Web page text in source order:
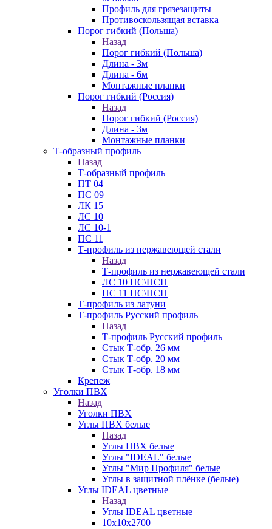
Профиль для грязезащиты
Противоскользящая вставка
Порог гибкий (Польша)
Назад
Порог гибкий (Польша)
Длина - 3м
Длина - 6м
Монтажные планки
Порог гибкий (Россия)
Назад
Порог гибкий (Россия)
Длина - 3м
Монтажные планки
Т-образный профиль
Назад
Т-образный профиль
ПТ 04
ПС 09
ЛК 15
ЛС 10
ЛС 10-1
ПС 11
Т-профиль из нержавеющей стали
Назад
Т-профиль из нержавеющей стали
ЛС 10 НС\НСП
ПС 11 НС\НСП
Т-профиль из латуни
Т-профиль Русский профиль
Назад
Т-профиль Русский профиль
Стык Т-обр. 26 мм
Стык Т-обр. 20 мм
Стык Т-обр. 18 мм
Крепеж
Уголки ПВХ
Назад
Уголки ПВХ
Углы ПВХ белые
Назад
Углы ПВХ белые
Углы "IDEAL" белые
Углы "Мир Профиля" белые
Углы в защитной плёнке (белые)
Углы IDEAL цветные
Назад
Углы IDEAL цветные
10х10х2700